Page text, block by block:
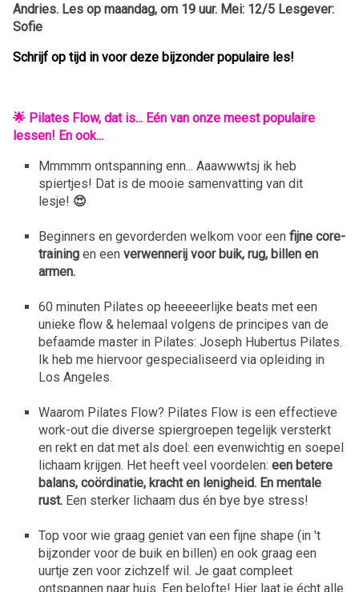
Andries. Les op maandag, om 19 uur. Mei: 12/5 Lesgever:
Sofie
Schrijf op tijd in voor deze bijzonder populaire les!
🌟 Pilates Flow, dat is... Eén van onze meest populaire
lessen! En ook...
Mmmmm ontspanning enn... Aaawwwtsj ik heb
spiertjes! Dat is de mooie samenvatting van dit
lesje! 😍
Beginners en gevorderden welkom voor een fijne core-
training en een verwennerij voor buik, rug, billen en
armen.
60 minuten Pilates op heeeeerlijke beats met een
unieke flow & helemaal volgens de principes van de
befaamde master in Pilates: Joseph Hubertus Pilates.
Ik heb me hiervoor gespecialiseerd via opleiding in
Los Angeles.
Waarom Pilates Flow? Pilates Flow is een effectieve
work-out die diverse spiergroepen tegelijk versterkt
en rekt en dat met als doel: een evenwichtig en soepel
lichaam krijgen. Het heeft veel voordelen: een betere
balans, coördinatie, kracht en lenigheid. En mentale
rust. Een sterker lichaam dus én bye bye stress!
Top voor wie graag geniet van een fijne shape (in 't
bijzonder voor de buik en billen) en ook graag een
uurtje zen voor zichzelf wil. Je gaat compleet
ontspannen naar huis. Een belofte! Hier laat je écht alle